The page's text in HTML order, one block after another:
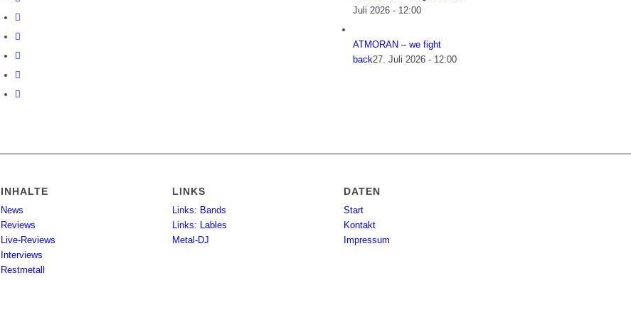
Juli 2026 - 12:00
ATMORAN – we fight
back27. Juli 2026 - 12:00
INHALTE
News
Reviews
Live-Reviews
Interviews
Restmetall
LINKS
Links: Bands
Links: Lables
Metal-DJ
DATEN
Start
Kontakt
Impressum